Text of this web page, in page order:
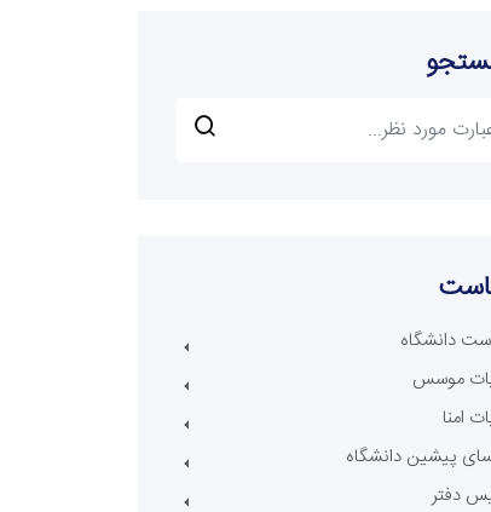
دانشگاه
موسس
امنا
پیشین دانشگاه
دفتر